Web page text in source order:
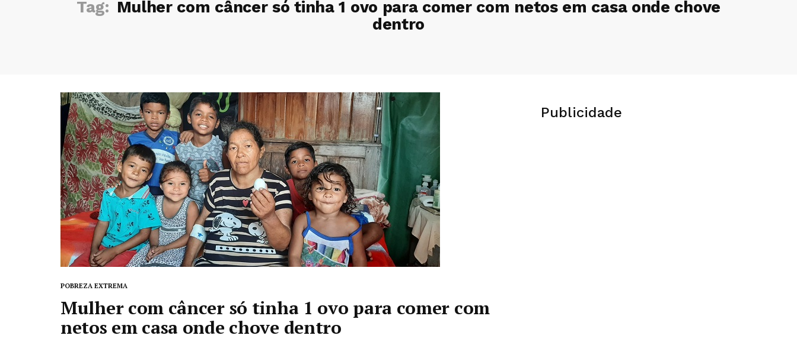
Tag: Mulher com câncer só tinha 1 ovo para comer com netos em casa onde chove
dentro
POBREZA EXTREMA
Mulher com câncer só tinha 1 ovo para comer com
netos em casa onde chove dentro
Publicidade